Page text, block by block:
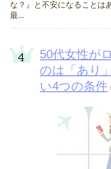
な？』と不安になることは
最...
50代女性が
のは「あり
い4つの条件